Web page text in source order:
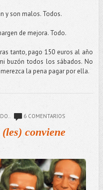
y son malos. Todos.
de mejora. Todo.
tanto, pago 150 euros al año
buzón todos los sábados. No
la pena pagar por ella.
6 COMENTARIOS
conviene